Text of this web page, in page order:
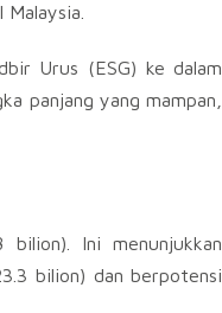
Urus (ESG) ke dalam
panjang yang mampan,
Ini menunjukkan
bilion) dan berpotensi